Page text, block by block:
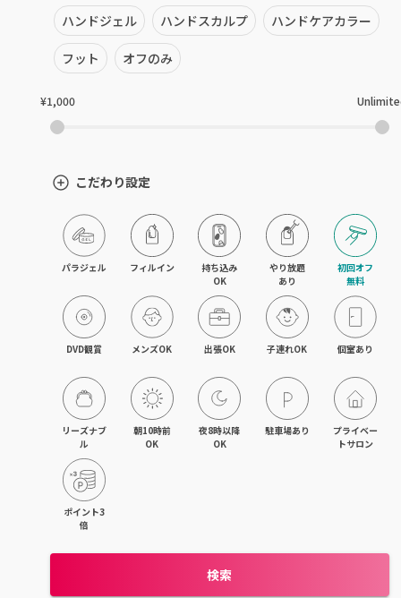
恵比寿・代官山・中目黒
自由が丘・学芸大学
下北沢・代々木上原
目黒・戸越・武蔵小山
北千住・町屋・亀有
錦糸町・小岩・青砥
吉祥寺・荻窪・三鷹
立川・国立・国分寺
八王子・日野・昭島
日暮里・駒込・千駄木
ハンドジェル ハンドスカルプ ハンドケアカラー
フット オフのみ
¥1,000
こだわり設定
パラジェル フィルイン
持ち込み
OK
やり放題
あり
初回オフ
無料
DVD観賞 メンズOK 出張OK 子連れOK 個室あり
リーズナブ
ル
朝10時前
OK
夜8時以降
OK
駐車場あり
プライベー
トサロン
ポイント3
倍
検索